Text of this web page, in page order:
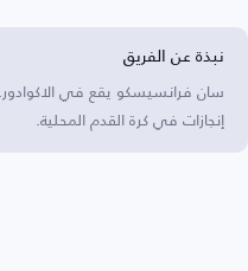
نبذة عن الفريق
سان فرانسيسكو يقع في
إنجازات في كرة القدم المحلية.